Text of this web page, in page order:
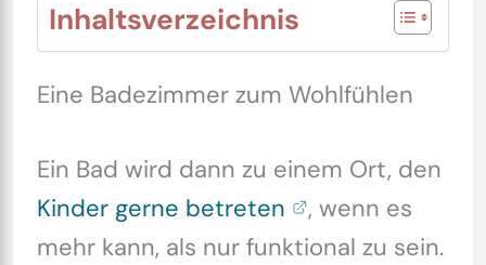
Inhaltsverzeichnis
Eine Badezimmer zum Wohlfühlen
Ein Bad wird dann zu einem Ort, den
Kinder gerne betreten
, wenn es
mehr kann, als nur funktional zu sein.